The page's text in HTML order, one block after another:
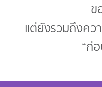
ข
แต่ยังรวมถึงคว
“ก่